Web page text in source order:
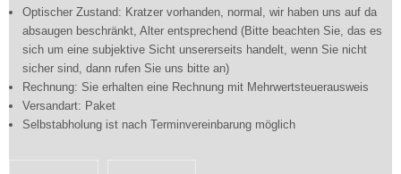
Optischer Zustand: Kratzer vorhanden, normal, wir haben uns auf da
absaugen beschränkt, Alter entsprechend (Bitte beachten Sie, das es
sich um eine subjektive Sicht unsererseits handelt, wenn Sie nicht
sicher sind, dann rufen Sie uns bitte an)
Rechnung: Sie erhalten eine Rechnung mit Mehrwertsteuerausweis
Versandart: Paket
Selbstabholung ist nach Terminvereinbarung möglich